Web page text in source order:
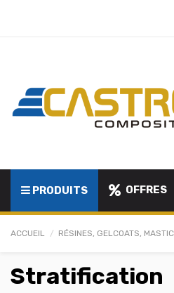
PRODUITS OFFRES
ACCUEIL RÉSINES, GELCOATS,
Stratification